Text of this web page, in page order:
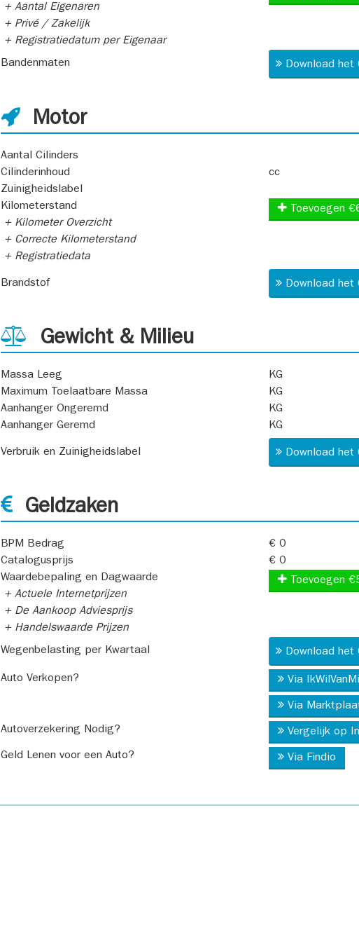
+ Aantal Eigenaren
+ Privé / Zakelijk
+ Registratiedatum per Eigenaar
Bandenmaten Download
Motor
Aantal Cilinders
Cilinderinhoud
cc
Zuinigheidslabel
Kilometerstand
+ Kilometer Overzicht
+ Correcte Kilometerstand
+ Registratiedata
Toevoegen
Brandstof Download
Gewicht & Milieu
Massa Leeg
KG
Maximum Toelaatbare Massa
KG
Aanhanger Ongeremd
KG
Aanhanger Geremd
KG
Verbruik en Zuinigheidslabel Download
Geldzaken
BPM Bedrag
€ 0
Catalogusprijs
€ 0
Waardebepaling en Dagwaarde
+ Actuele Internetprijzen
+ De Aankoop Adviesprijs
+ Handelswaarde Prijzen
Toevoegen
Wegenbelasting per Kwartaal Download
Auto Verkopen? Via
Via
Autoverzekering Nodig? Vergelijk op
Geld Lenen voor een Auto? Via Findio